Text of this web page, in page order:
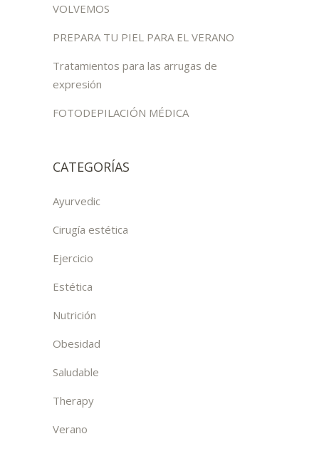
VOLVEMOS
PREPARA TU PIEL PARA EL VERANO
Tratamientos para las arrugas de
expresión
FOTODEPILACIÓN MÉDICA
CATEGORÍAS
Ayurvedic
Cirugía estética
Ejercicio
Estética
Nutrición
Obesidad
Saludable
Therapy
Verano